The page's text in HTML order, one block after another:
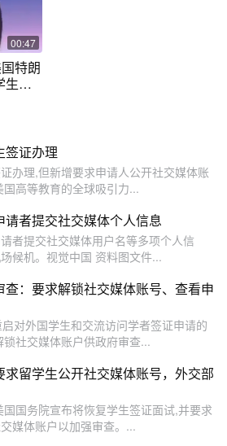
00:47
特朗
生签
签证办理
办理,但新增要求申请人公开社交媒体账
高等教育的全球吸引力...
者提交社交媒体个人信息
者提交社交媒体用户名等多项个人信
候机。视觉中国 资料图文件...
：要求解锁社交媒体账号、查看申
对外国学生和交流访问学者签证申请的
社交媒体账户供政府审查...
留学生公开社交媒体账号，外交部
国务院宣布将恢复学生签证面试,并要求
媒体账户以加强审查。...